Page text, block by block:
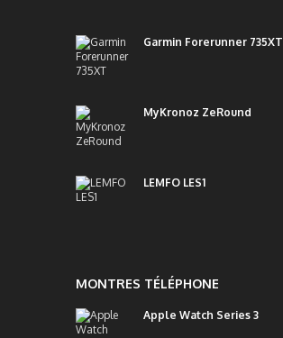
Garmin Forerunner 735XT
MyKronoz ZeRound
LEMFO LES1
MONTRES TÉLÉPHONE
Apple Watch Series 3